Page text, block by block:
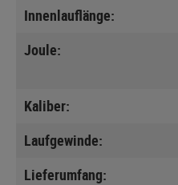
Innenlauflänge:
Joule:
Kaliber:
Laufgewinde:
Lieferumfang: